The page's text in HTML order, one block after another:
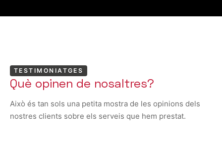
TESTIMONIATGES
Què opinen de nosaltres?
Això és tan sols una petita mostra de les opinions dels
nostres clients sobre els serveis que hem prestat.